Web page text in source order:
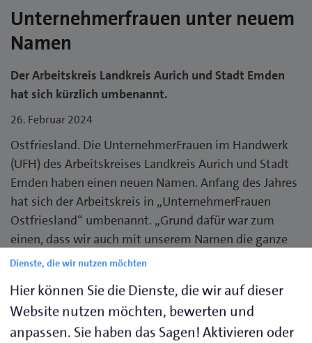
Unternehmerfrauen unter neuem
Namen
Der Arbeitskreis Landkreis Aurich und Stadt Emden
hat sich kürzlich umbenannt.
26. Februar 2024
Ostfriesland. Die UnternehmerFrauen im Handwerk
(UFH) des Arbeitskreises Landkreis Aurich und Stadt
Emden haben einen neuen Namen. Anfang des Jahres
hat sich der Arbeitskreis in „UnternehmerFrauen
Ostfriesland“ umbenannt. „Grund dafür war zum
einen, dass wir auch mit unserem Namen die ganze
Region Ostfriesland abdecken wollten. Und zum
Anfragen von Frauen aus dem Raum Leer, die unserem
Arbeitskreis beitreten möchten“, erklärt dazu die
erste Vorsitzende Tina Lienemann.
Dienste, die wir nutzen möchten
Hier können Sie die Dienste, die wir auf dieser
Website nutzen möchten, bewerten und
anpassen. Sie haben das Sagen! Aktivieren oder